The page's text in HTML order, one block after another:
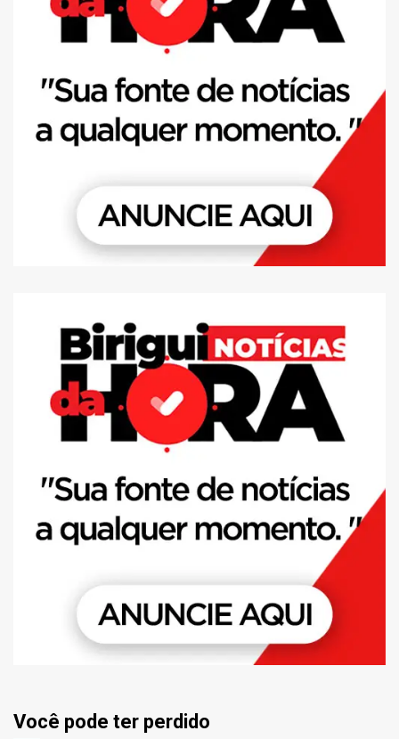
Você pode ter perdido